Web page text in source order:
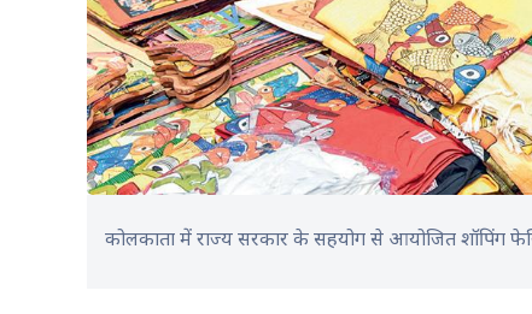
कोलकाता में राज्य सरकार के सहयोग से आयोजित शॉपिंग